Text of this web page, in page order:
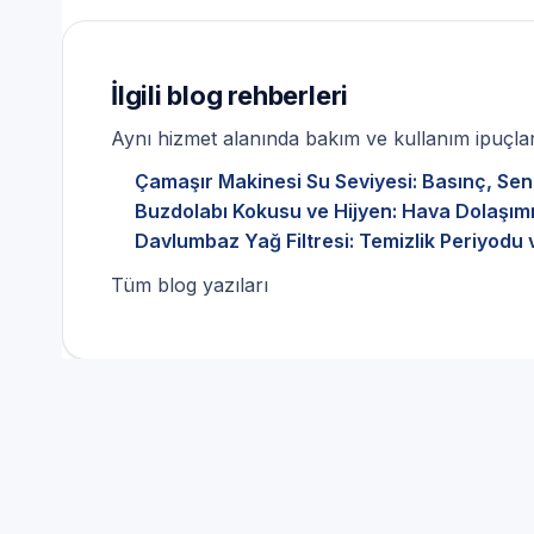
İlgili blog rehberleri
Aynı hizmet alanında bakım ve kullanım
Çamaşır Makinesi Su Seviyesi: Basınç,
Buzdolabı Kokusu ve Hijyen: Hava
Davlumbaz Yağ Filtresi: Temizlik Periyodu
Tüm blog yazıları